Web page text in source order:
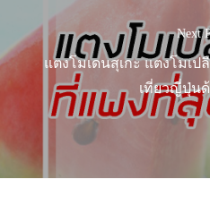
Next
แตงโมเดนสุเกะ แตงโมเ
เที่ยวญี่ปุ่นด้